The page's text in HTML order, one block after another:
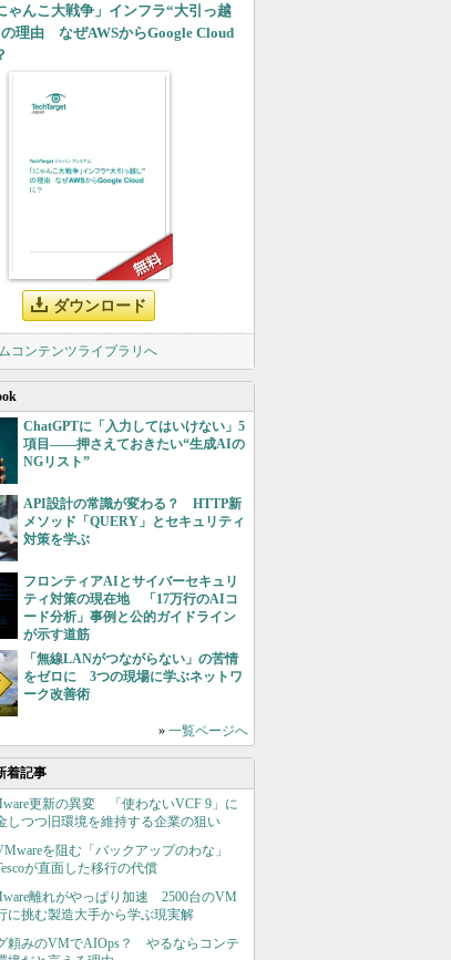
ゃんこ大戦争」インフラ“大引っ越
の理由 なぜAWSからGoogle Cloud
ダウンロード
コンテンツライブラリへ
ChatGPTに「入力してはいけない」5
項目――押さえておきたい“生成AIの
NGリスト”
API設計の常識が変わる？ HTTP新
メソッド「QUERY」とセキュリティ
対策を学ぶ
フロンティアAIとサイバーセキュリ
ティ対策の現在地 「17万行のAIコ
ード分析」事例と公的ガイドライン
が示す道筋
「無線LANがつながらない」の苦情
をゼロに 3つの現場に学ぶネットワ
ーク改善術
» 一覧ページへ
着記事
更新の異変 「使わないVCF 9」に
しつつ旧環境を維持する企業の狙い
を阻む「バックアップのわな」
が直面した移行の代償
離れがやっぱり加速 2500台のVM
に挑む製造大手から学ぶ現実解
頼みのVMでAIOps？ やるならコンテ